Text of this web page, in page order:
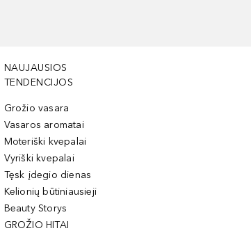
NAUJAUSIOS
TENDENCIJOS
Grožio vasara
Vasaros aromatai
Moteriški kvepalai
Vyriški kvepalai
Tęsk įdegio dienas
Kelionių būtiniausieji
Beauty Storys
GROŽIO HITAI